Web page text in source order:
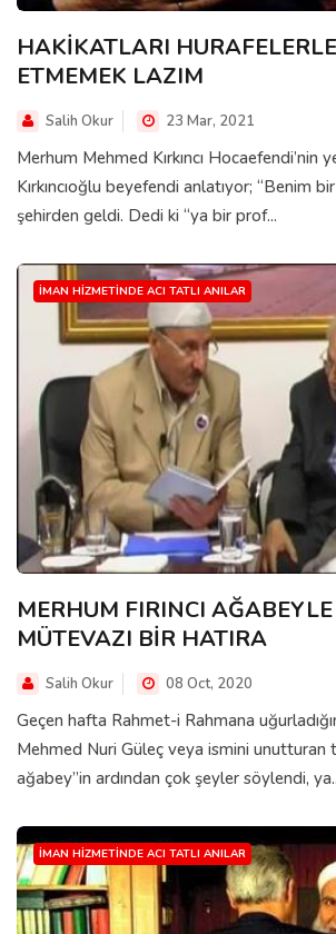
HAKİKATLARI
ETMEMEK LAZIM
Salih Okur 23 Mar, 2021
Merhum Mehmed Kırkıncı Hocaefendi’nin
Kırkıncıoğlu beyefendi anlatıyor; “Benim
şehirden geldi. Dedi ki “ya bir prof...
İMAN HIZMETINDE ACI TATLI ANILAR
MERHUM FIRINCI
MÜTEVAZI BİR HATIRA
Salih Okur 08 Oct, 2020
Geçen hafta Rahmet-i Rahmana
Mehmed Nuri Güleç veya ismini unutturan
ağabey”in ardından çok şeyler söylendi,
İMAN HIZMETINDE ACI TATLI ANILAR